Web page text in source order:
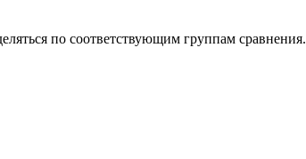
по соответствующим группам сравнения.